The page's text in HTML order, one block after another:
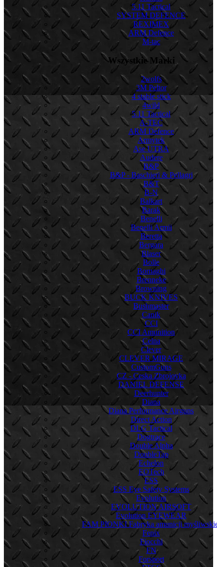
5.11 Tactical
SYSTEM DEFENCE
REXIMEX
ARM Defence
M-tac
Wszystkie Marki
2wolfs
3M Peltor
4 stable stick
4wild
5.11 Tactical
A-TEC
ARM Defence
Armytek
Ase UTRA
Audere
B&P
B&P - Baschieri & Pellagri
B&T
B-N
Balkart
Barak
Benelli
Benelli Armii
Beretta
Bergara
Blaser
Bolle
Bornaghi
Brenneke
Browning
BUCK KNIVES
Bushmaster
Canik
CCI
CCI Amunition
Celna
Clever
CLEVER MIRAGE
CustomGuns
CZ - Ceska Zbrojovka
DANIEL DEFENSE
Deerhunter
Diana
Diana Performance Airguns
Direct Action
DLG Tactical
Dogtrace
Double Alpha
DoubleTap
Echelon
EOTech
ESS
ESS Eye Safety Systems
Evolution
EVOLUTION AIRSOFT
Evolution EYEWEAR
FAM PIONKI Fabryka amunicji
Fenix
Fiocchi
FN
Forsport